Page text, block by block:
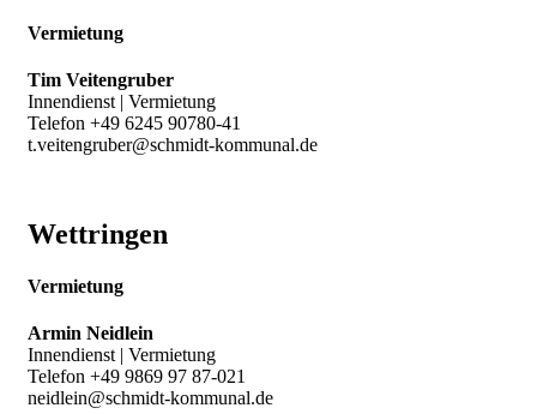
Vermietung
Tim Veitengruber
Innendienst | Vermietung
Telefon +49 6245 90780-41
t.veitengruber@schmidt-kommunal.de
Wettringen
Vermietung
Armin Neidlein
Innendienst | Vermietung
Telefon +49 9869 97 87-021
neidlein@schmidt-kommunal.de